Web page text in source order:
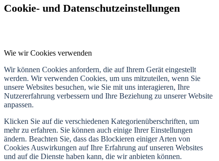
Cookie- und Datenschutzeinstellungen
Wie wir Cookies verwenden
Wir können Cookies anfordern, die auf Ihrem Gerät eingestellt
werden. Wir verwenden Cookies, um uns mitzuteilen, wenn Sie
unsere Websites besuchen, wie Sie mit uns interagieren, Ihre
Nutzererfahrung verbessern und Ihre Beziehung zu unserer Website
anpassen.
Klicken Sie auf die verschiedenen Kategorienüberschriften, um
mehr zu erfahren. Sie können auch einige Ihrer Einstellungen
ändern. Beachten Sie, dass das Blockieren einiger Arten von
Cookies Auswirkungen auf Ihre Erfahrung auf unseren Websites
und auf die Dienste haben kann, die wir anbieten können.